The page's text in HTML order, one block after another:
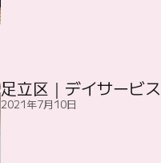
足立区｜デイサービ
2021年7月10日